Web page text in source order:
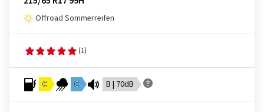
Offroad Sommerreifen
(1)
C C B | 70dB